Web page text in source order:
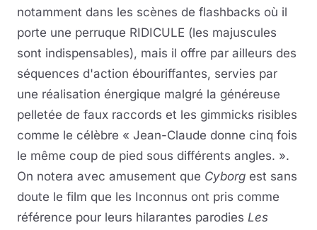
notamment dans les scènes de flashbacks où il
porte une perruque RIDICULE (les majuscules
sont indispensables), mais il offre par ailleurs des
séquences d'action ébouriffantes, servies par
une réalisation énergique malgré la généreuse
pelletée de faux raccords et les gimmicks risibles
comme le célèbre « Jean-Claude donne cinq fois
le même coup de pied sous différents angles. ».
On notera avec amusement que Cyborg est sans
doute le film que les Inconnus ont pris comme
référence pour leurs hilarantes parodies Les